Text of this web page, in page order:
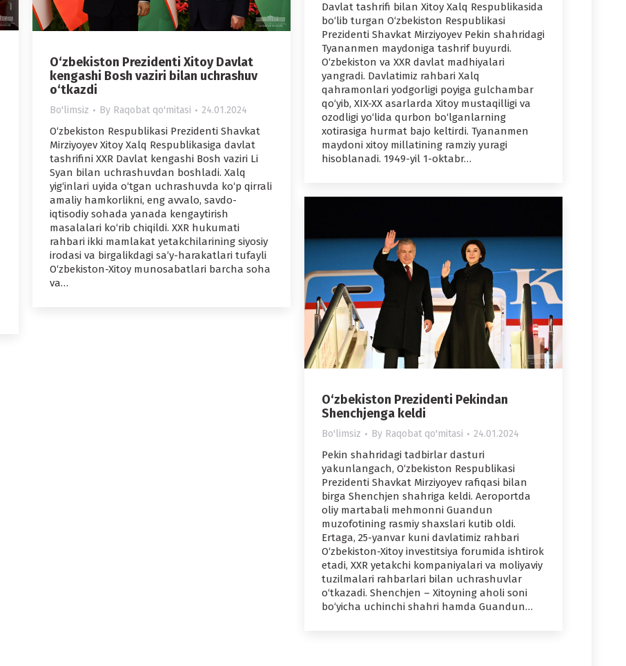
Davlat tashrifi bilan Xitoy Xalq Respublikasida
bo‘lib turgan O‘zbekiston Respublikasi
Prezidenti Shavkat Mirziyoyev Pekin shahridagi
Tyananmen maydoniga tashrif buyurdi.
O‘zbekiston va XXR davlat madhiyalari
yangradi. Davlatimiz rahbari Xalq
qahramonlari yodgorligi poyiga gulchambar
qo‘yib, XIX-XX asarlarda Xitoy mustaqilligi va
ozodligi yo‘lida qurbon bo‘lganlarning
xotirasiga hurmat bajo keltirdi. Tyananmen
maydoni xitoy millatining ramziy yuragi
hisoblanadi. 1949-yil 1-oktabr…
O‘zbekiston Prezidenti Xitoy Davlat
kengashi Bosh vaziri bilan uchrashuv
o‘tkazdi
Bo'limsiz By Raqobat qo'mitasi 24.01.2024
O‘zbekiston Respublikasi Prezidenti Shavkat
Mirziyoyev Xitoy Xalq Respublikasiga davlat
tashrifini XXR Davlat kengashi Bosh vaziri Li
Syan bilan uchrashuvdan boshladi. Xalq
yig‘inlari uyida o‘tgan uchrashuvda ko‘p qirrali
amaliy hamkorlikni, eng avvalo, savdo-
iqtisodiy sohada yanada kengaytirish
masalalari ko‘rib chiqildi. XXR hukumati
rahbari ikki mamlakat yetakchilarining siyosiy
irodasi va birgalikdagi sa’y-harakatlari tufayli
O‘zbekiston-Xitoy munosabatlari barcha soha
va…
O‘zbekiston Prezidenti Pekindan
Shenchjenga keldi
Bo'limsiz By Raqobat qo'mitasi 24.01.2024
Pekin shahridagi tadbirlar dasturi
yakunlangach, O‘zbekiston Respublikasi
Prezidenti Shavkat Mirziyoyev rafiqasi bilan
birga Shenchjen shahriga keldi. Aeroportda
oliy martabali mehmonni Guandun
muzofotining rasmiy shaxslari kutib oldi.
Ertaga, 25-yanvar kuni davlatimiz rahbari
O‘zbekiston-Xitoy investitsiya forumida ishtirok
etadi, XXR yetakchi kompaniyalari va moliyaviy
tuzilmalari rahbarlari bilan uchrashuvlar
o‘tkazadi. Shenchjen – Xitoyning aholi soni
bo‘yicha uchinchi shahri hamda Guandun…